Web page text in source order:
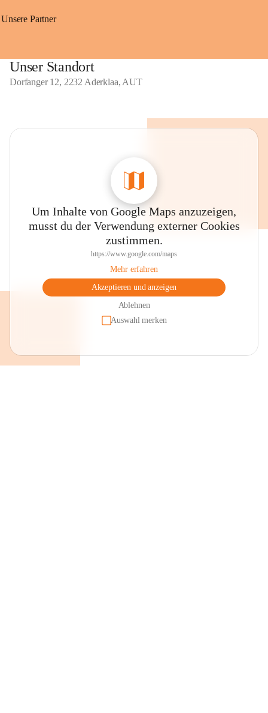
Unsere Partner
Unser Standort
Dorfanger 12, 2232 Aderklaa, AUT
Um Inhalte von Google Maps anzuzeigen,
musst du der Verwendung externer Cookies
zustimmen.
https://www.google.com/maps
Mehr erfahren
Akzeptieren und anzeigen
Ablehnen
Auswahl merken